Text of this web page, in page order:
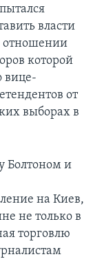
власти
отношении
которой
вице-
от
выборах в
Болтоном и
на Киев,
не только в
торговлю